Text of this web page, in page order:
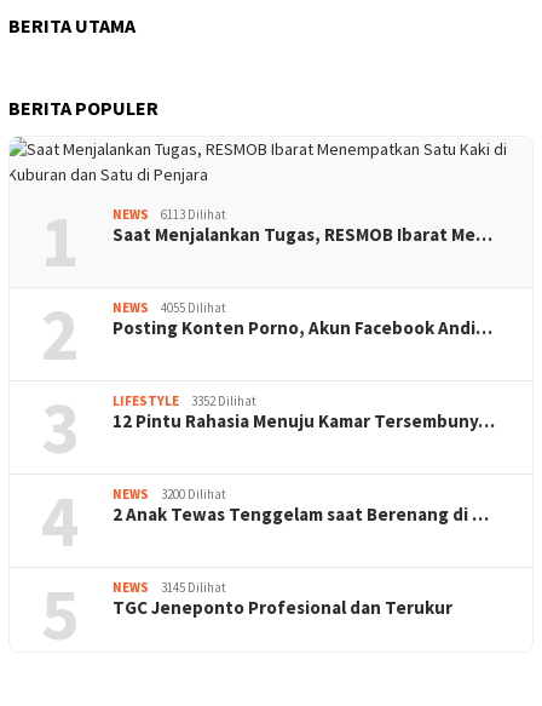
BERITA UTAMA
BERITA POPULER
1 NEWS 6113 Dilihat
Saat Menjalankan Tugas, RESMOB Ibarat Me…
2 NEWS 4055 Dilihat
Posting Konten Porno, Akun Facebook Andi…
3 LIFESTYLE 3352 Dilihat
12 Pintu Rahasia Menuju Kamar Tersembuny…
4 NEWS 3200 Dilihat
2 Anak Tewas Tenggelam saat Berenang di …
5 NEWS 3145 Dilihat
TGC Jeneponto Profesional dan Terukur